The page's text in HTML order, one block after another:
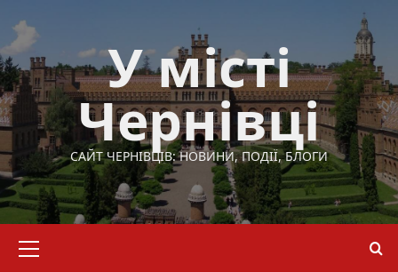
до
вмісту
У місті
Чернівці
САЙТ ЧЕРНІВЦІВ: НОВИНИ, ПОДІЇ, БЛОГИ
меню